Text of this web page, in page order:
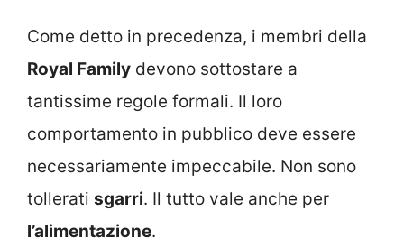
Come detto in precedenza, i membri della
Royal Family devono sottostare a
tantissime regole formali. Il loro
comportamento in pubblico deve essere
necessariamente impeccabile. Non sono
tollerati sgarri. Il tutto vale anche per
l’alimentazione.